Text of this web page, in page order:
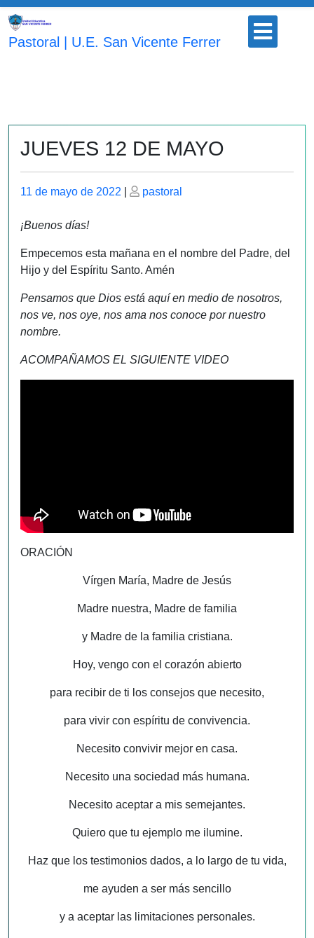
Saltar
contenido
Pastoral | U.E. San Vicente Ferrer
Botón
abrir
JUEVES 12 DE MAYO
Publicado
11 de mayo de 2022
Publicado
pastoral
¡Buenos días!
Empecemos esta mañana en el nombre del Padre, del
Hijo y del Espíritu Santo. Amén
Pensamos que Dios está aquí en medio de nosotros,
nos ve, nos oye, nos ama nos conoce por nuestro
nombre.
ACOMPAÑAMOS EL SIGUIENTE VIDEO
ORACIÓN
Vírgen María, Madre de Jesús
Madre nuestra, Madre de familia
y Madre de la familia cristiana.
Hoy, vengo con el corazón abierto
para recibir de ti los consejos que necesito,
para vivir con espíritu de convivencia.
Necesito convivir mejor en casa.
Necesito una sociedad más humana.
Necesito aceptar a mis semejantes.
Quiero que tu ejemplo me ilumine.
Haz que los testimonios dados, a lo largo de tu vida,
me ayuden a ser más sencillo
y a aceptar las limitaciones personales.